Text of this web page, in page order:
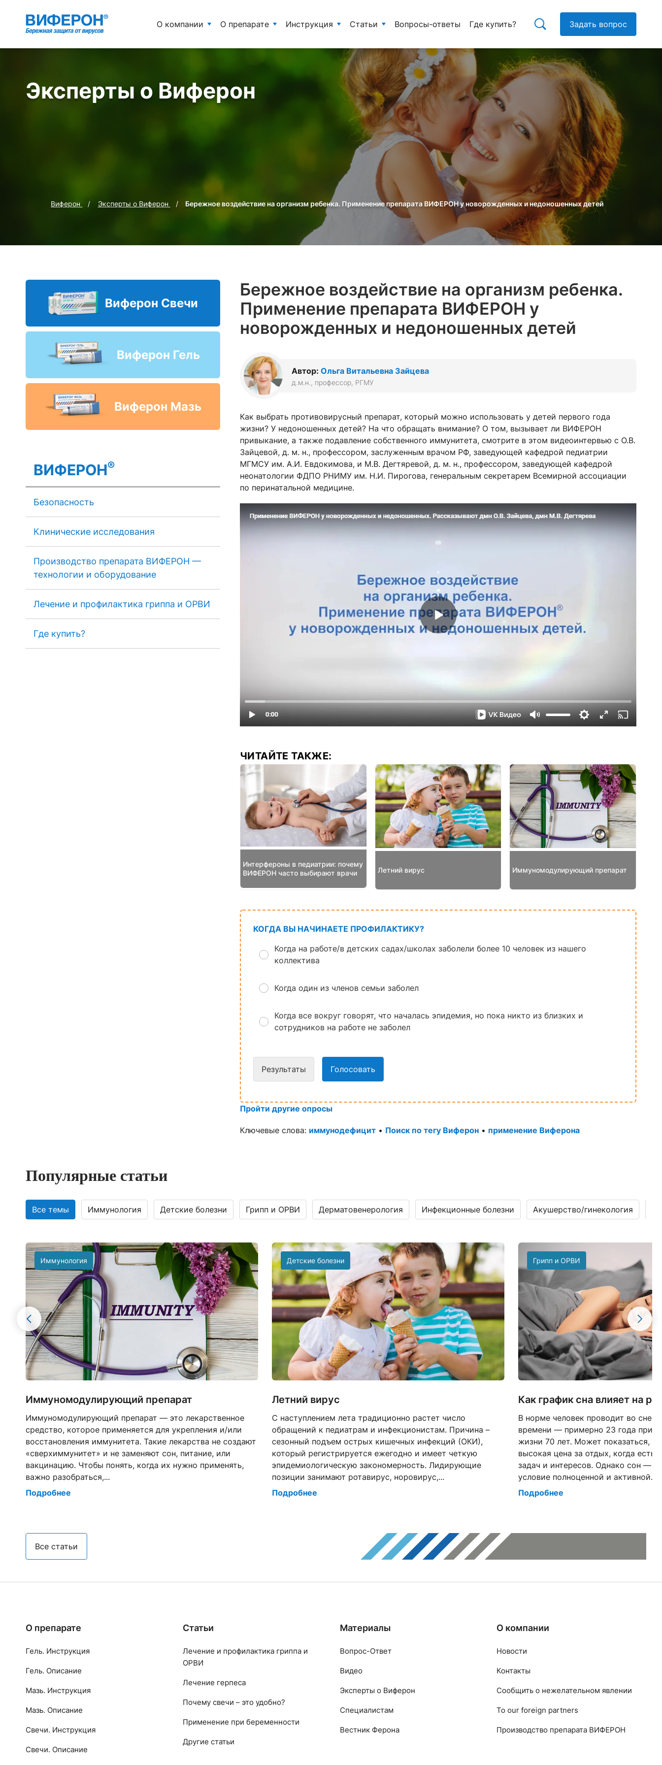
О компании О препарате Инструкция Статьи Вопросы-ответы Где купить? Задать вопрос
Эксперты о Виферон
Виферон Эксперты о Виферон Бережное воздействие на организм ребенка. Применение препарата ВИФЕРОН у новорожденных и недоношенных детей
Виферон Свечи
Виферон Гель
Виферон Мазь
ВИФЕРОН®
Безопасность
Клинические исследования
Производство препарата ВИФЕРОН —
технологии и оборудование
Лечение и профилактика гриппа и ОРВИ
Где купить?
Бережное воздействие на организм ребенка.
Применение препарата ВИФЕРОН у
новорожденных и недоношенных детей
Автор: Ольга Витальевна Зайцева
д.м.н., профессор, РГМУ
Как выбрать противовирусный препарат, который можно использовать у детей первого года
жизни? У недоношенных детей? На что обращать внимание? О том, вызывает ли ВИФЕРОН
привыкание, а также подавление собственного иммунитета, смотрите в этом видеоинтервью с О.В.
Зайцевой, д. м. н., профессором, заслуженным врачом РФ, заведующей кафедрой педиатрии
МГМСУ им. А.И. Евдокимова, и М.В. Дегтяревой, д. м. н., профессором, заведующей кафедрой
неонатологии ФДПО РНИМУ им. Н.И. Пирогова, генеральным секретарем Всемирной ассоциации
по перинатальной медицине.
ЧИТАЙТЕ ТАКЖЕ:
Интерфероны в педиатрии: почему
ВИФЕРОН часто выбирают врачи
Летний вирус Иммуномодулирующий препарат
КОГДА ВЫ НАЧИНАЕТЕ ПРОФИЛАКТИКУ?
Когда на работе/в детских садах/школах заболели более 10 человек из нашего
коллектива
Когда один из членов семьи заболел
Когда все вокруг говорят, что началась эпидемия, но пока никто из близких и
сотрудников на работе не заболел
Результаты Голосовать
Пройти другие опросы
Ключевые слова: иммунодефицит • Поиск по тегу Виферон • применение Виферона
Популярные статьи
Все темы Иммунология Детские болезни Грипп и ОРВИ Дерматовенерология Инфекционные болезни Акушерство/гинекология
Иммунология
Иммуномодулирующий препарат
Иммуномодулирующий препарат — это лекарственное
средство, которое применяется для укрепления и/или
восстановления иммунитета. Такие лекарства не создают
«сверхиммунитет» и не заменяют сон, питание, или
вакцинацию. Чтобы понять, когда их нужно применять,
важно разобраться,...
Подробнее
Детские болезни
Летний вирус
С наступлением лета традиционно растет число
обращений к педиатрам и инфекционистам. Причина –
сезонный подъем острых кишечных инфекций (ОКИ),
который регистрируется ежегодно и имеет четкую
эпидемиологическую закономерность. Лидирующие
позиции занимают ротавирус, норовирус,...
Подробнее
Грипп и ОРВИ
Как график сна влияет на
В норме человек проводит во сне
времени — примерно 23 года при
жизни 70 лет. Может показаться,
высокая цена за отдых, когда есть
задач и интересов. Однако сон —
условие полноценной и активной...
Подробнее
Все статьи
О препарате
Гель. Инструкция
Гель. Описание
Мазь. Инструкция
Мазь. Описание
Свечи. Инструкция
Свечи. Описание
Статьи
Лечение и профилактика гриппа и
ОРВИ
Лечение герпеса
Почему свечи – это удобно?
Применение при беременности
Другие статьи
Материалы
Вопрос-Ответ
Видео
Эксперты о Виферон
Специалистам
Вестник Ферона
О компании
Новости
Контакты
Сообщить о нежелательном явлении
To our foreign partners
Производство препарата ВИФЕРОН